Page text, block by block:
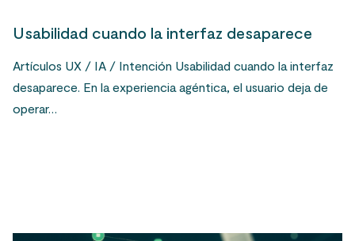
Usabilidad cuando la interfaz desaparece
Artículos UX / IA / Intención Usabilidad cuando la interfaz
desaparece. En la experiencia agéntica, el usuario deja de
operar…